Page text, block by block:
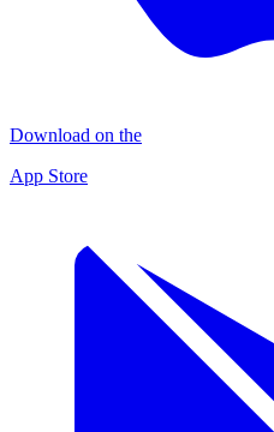
Download on the
App Store